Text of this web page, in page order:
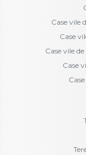
Case vile
Case
Case vile
Case